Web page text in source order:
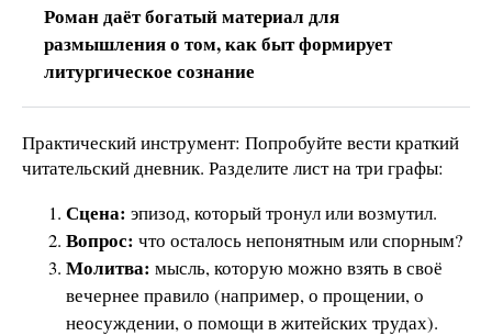
Роман даёт богатый материал для
размышления о том, как быт формирует
литургическое сознание
Практический инструмент: Попробуйте вести краткий
читательский дневник. Разделите лист на три графы:
Сцена: эпизод, который тронул или возмутил.
Вопрос: что осталось непонятным или спорным?
Молитва: мысль, которую можно взять в своё
вечернее правило (например, о прощении, о
неосуждении, о помощи в житейских трудах).